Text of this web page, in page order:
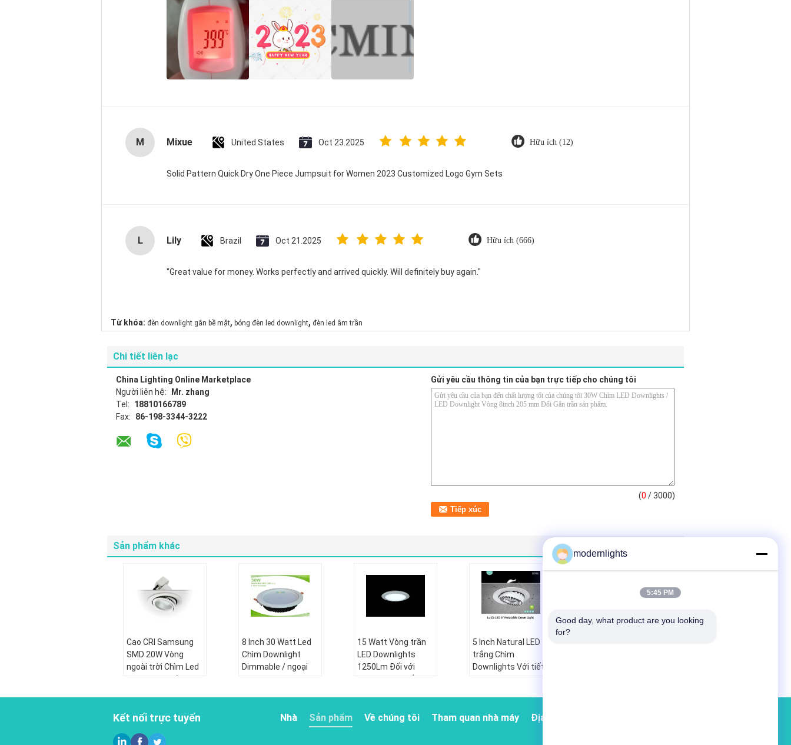
M Mixue United States Oct 23.2025 Hữu ích (12)
Solid Pattern Quick Dry One Piece Jumpsuit for Women 2023 Customized Logo Gym Sets
L Lily Brazil Oct 21.2025 Hữu ích (666)
"Great value for money. Works perfectly and arrived quickly. Will definitely buy again."
Từ khóa: đèn downlight gắn bề mặt, bóng đèn led downlight, đèn led âm trần
Chi tiết liên lạc
China Lighting Online Marketplace
Người liên hệ:
Mr. zhang
Tel:
18810166789
Fax:
86-198-3344-3222
Gửi yêu cầu thông tin của bạn trực tiếp cho chúng tôi
(0 / 3000)
Sản phẩm khác
Cao CRI Samsung
SMD 20W Vòng
ngoài trời Chìm Led
8 Inch 30 Watt Led
Chìm Downlight
Dimmable / ngoại
15 Watt Vòng trần
LED Downlights
1250Lm Đối với
5 Inch Natural LED
trắng Chìm
Downlights Với tiết
Kết nối trực tuyến Địa chỉ liên hệ
Tham quan nhà máy
Về chúng tôi
Sản phẩm
Nhà
modernlights
5:45 PM
Good day, what product are you looking
for?